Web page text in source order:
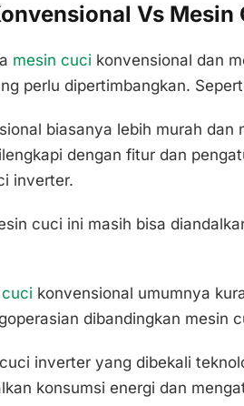
Vs Mesin
mesin cuci konvensional dan
perlu dipertimbangkan.
biasanya lebih murah dan
dengan fitur dan
inverter.
cuci ini masih bisa
konvensional umumnya
dibandingkan mesin
inverter yang dibekali
konsumsi energi dan